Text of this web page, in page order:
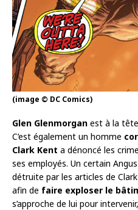
(image © DC Comics)
Glen Glenmorgan est à la
C’est également un homme
Clark Kent a dénoncé les
ses employés. Un certain
détruite par les articles de
afin de faire exploser le
s’approche de lui pour